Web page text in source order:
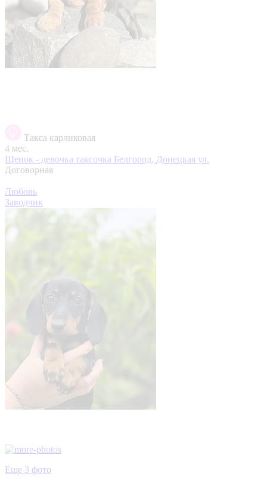
Такса карликовая
4 мес.
Щенок - девочка таксочка Белгород, Донецкая ул.
Договорная
Любовь
Заводчик
Еще 3 фото